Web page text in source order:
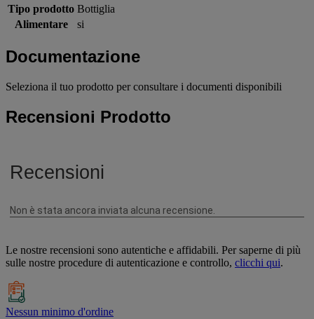
Tipo prodotto Bottiglia
Alimentare
si
Documentazione
Seleziona il tuo prodotto per consultare i documenti disponibili
Recensioni Prodotto
Le nostre recensioni sono autentiche e affidabili. Per saperne di più
sulle nostre procedure di autenticazione e controllo, clicchi qui.
Nessun minimo d'ordine